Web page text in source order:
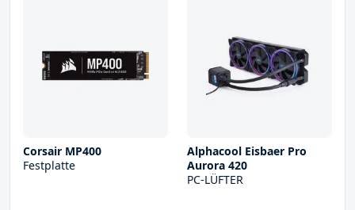
Corsair MP400
Festplatte
Alphacool Eisbaer Pro
Aurora 420
PC-LÜFTER